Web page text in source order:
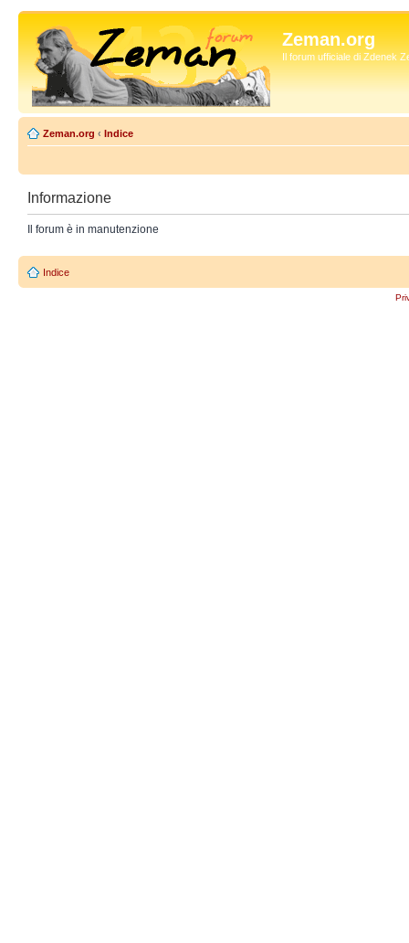
Zeman.org
Il forum ufficiale di Zdenek
Zeman.org ‹ Indice
Informazione
Il forum è in manutenzione
Indice